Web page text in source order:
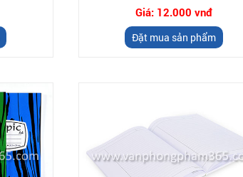
Giá: 12.000 vnđ
Đặt mua sản phẩm